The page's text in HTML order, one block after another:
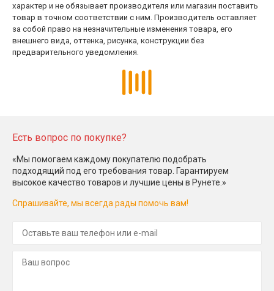
характер и не обязывает производителя или магазин поставить
товар в точном соответствии с ним. Производитель оставляет
за собой право на незначительные изменения товара, его
внешнего вида, оттенка, рисунка, конструкции без
предварительного уведомления.
Есть вопрос по покупке?
«Мы помогаем каждому покупателю подобрать
подходящий под его требования товар. Гарантируем
высокое качество товаров и лучшие цены в Рунете.»
Спрашивайте, мы всегда рады помочь вам!